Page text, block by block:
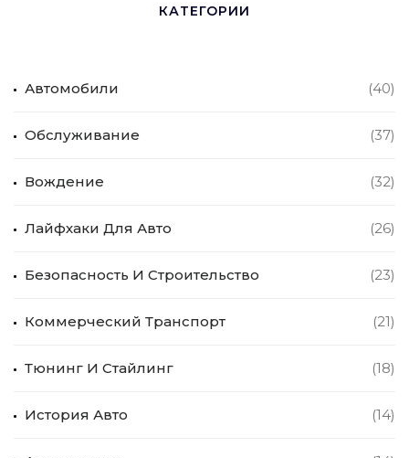
КАТЕГОРИИ
Автомобили (40)
Обслуживание (37)
Вождение (32)
Лайфхаки Для Авто (26)
Безопасность И Строительство (23)
Коммерческий Транспорт (21)
Тюнинг И Стайлинг (18)
История Авто (14)